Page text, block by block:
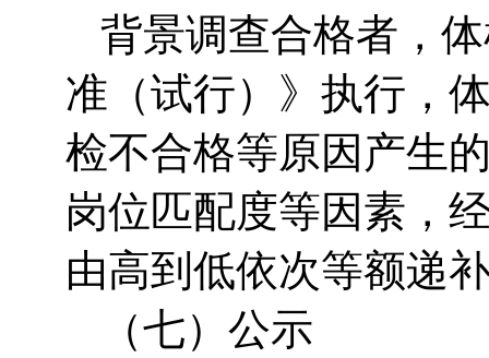
背景调查合格者，
准（试行）》执行，
检不合格等原因产生
岗位匹配度等因素，
由高到低依次等额递
（七）公示